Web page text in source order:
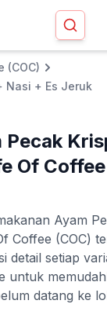
(COC)
Nasi + Es Jeruk
Pecak
Of
Ayam
Coffee (COC)
detail setiap
untuk
datang ke